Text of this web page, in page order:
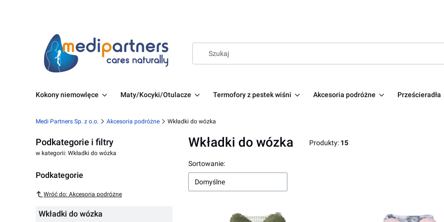
Kokony niemowlęce Maty/Kocyki/Otulacze Termofory z pestek wiśni Akcesoria podróżne Prześcieradła
Medi Partners Sp. z o.o. Akcesoria podróżne Wkładki do wózka
Podkategorie i filtry
w kategorii: Wkładki do wózka
Podkategorie
Wróć do: Akcesoria podróżne
Wkładki do wózka
Wkładki do wózka Produkty: 15
Lista produktów
Sortowanie:
Domyślne